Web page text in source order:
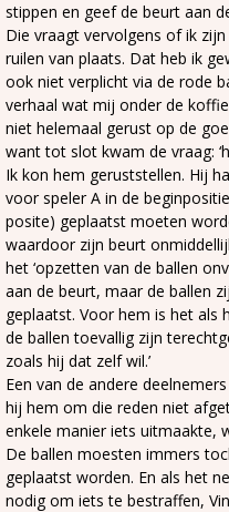
stippen en geef de beurt aan
Die vraagt vervolgens of ik
ruilen van plaats. Dat heb ik
ook niet verplicht via de rode
verhaal wat mij onder de
niet helemaal gerust op de
want tot slot kwam de vraag:
Ik kon hem geruststellen. Hij
voor speler A in de
posite) geplaatst moeten
waardoor zijn beurt
het ‘opzetten van de ballen
aan de beurt, maar de ballen
geplaatst. Voor hem is het als
de ballen toevallig zijn
zoals hij dat zelf wil.’
Een van de andere
hij hem om die reden niet
enkele manier iets uitmaakte,
De ballen moesten immers
geplaatst worden. En als het
nodig om iets te bestraffen,